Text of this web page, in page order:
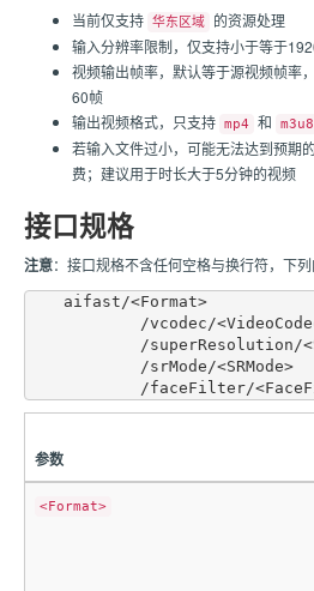
当前仅支持 华东区域
的资源处理
输入分辨率限制，仅支持小于等于
视频输出帧率，默认等于源视频帧率
60帧
输出视频格式，只支持 mp4 和 m3u8
若输入文件过小，可能无法达到预期
费；建议用于时长大于5分钟的视频
接口规格
注意：接口规格不含任何空格与换行符，下列
参数
<Format>